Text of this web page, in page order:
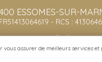
ESSOMES-SUR-
- RCS :
avec modération. -
assurer de meilleurs services